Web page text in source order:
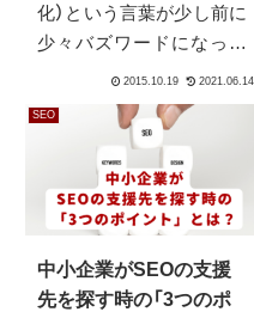
化）という言葉が少し前に
少々バズワードになった
ように思います。この記
事のタイトルに有るよう
にSEOの話もそうですし
PPCなどリスティング広
告などもそうでした。イ
ンハウス化はつまりは「内
「自...
SEO
中小企業がSEOの支援
先を探す時の「3つのポ